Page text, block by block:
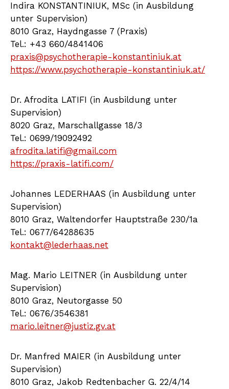
Indira KONSTANTINIUK, MSc (in Ausbildung
unter Supervision)
8010 Graz, Haydngasse 7 (Praxis)
Tel.: +43 660/4841406
praxis@psychotherapie-konstantiniuk.at
https://www.psychotherapie-konstantiniuk.at/
Dr. Afrodita LATIFI (in Ausbildung unter
Supervision)
8020 Graz, Marschallgasse 18/3
Tel.: 0699/19092492
afrodita.latifi@gmail.com
https://praxis-latifi.com/
Johannes LEDERHAAS (in Ausbildung unter
Supervision)
8010 Graz, Waltendorfer Hauptstraße 230/1a
Tel.: 0677/64288635
kontakt@lederhaas.net
Mag. Mario LEITNER (in Ausbildung unter
Supervision)
8010 Graz, Neutorgasse 50
Tel.: 0676/3546381
mario.leitner@justiz.gv.at
Dr. Manfred MAIER (in Ausbildung unter
Supervision)
8010 Graz, Jakob Redtenbacher G. 22/4/14